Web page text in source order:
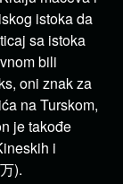
istoka da
sa istoka
bili
oni znak za
na Turskom,
je takođe
i
).